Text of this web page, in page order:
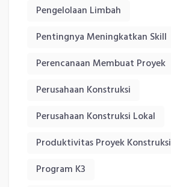
Pengelolaan Limbah
Pentingnya Meningkatkan Skill
Perencanaan Membuat Proyek
Perusahaan Konstruksi
Perusahaan Konstruksi Lokal
Produktivitas Proyek Konstruksi
Program K3